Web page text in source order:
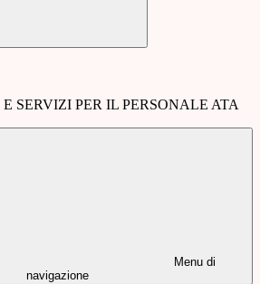
SERVIZI PER IL PERSONALE ATA
Menu di
navigazione